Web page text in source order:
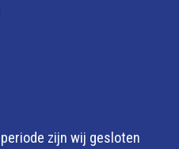
zijn wij gesloten